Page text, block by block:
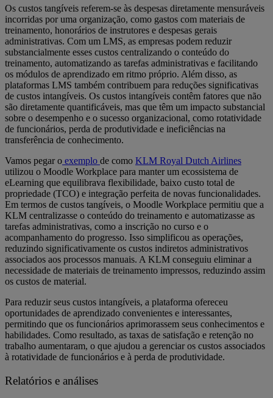
Os custos tangíveis referem-se às despesas diretamente mensuráveis
incorridas por uma organização, como gastos com materiais de
treinamento, honorários de instrutores e despesas gerais
administrativas. Com um LMS, as empresas podem reduzir
substancialmente esses custos centralizando o conteúdo do
treinamento, automatizando as tarefas administrativas e facilitando
os módulos de aprendizado em ritmo próprio. Além disso, as
plataformas LMS também contribuem para reduções significativas
de custos intangíveis. Os custos intangíveis contêm fatores que não
são diretamente quantificáveis, mas que têm um impacto substancial
sobre o desempenho e o sucesso organizacional, como rotatividade
de funcionários, perda de produtividade e ineficiências na
transferência de conhecimento.
Vamos pegar o exemplo de como KLM Royal Dutch Airlines
utilizou o Moodle Workplace para manter um ecossistema de
eLearning que equilibrava flexibilidade, baixo custo total de
propriedade (TCO) e integração perfeita de novas funcionalidades.
Em termos de custos tangíveis, o Moodle Workplace permitiu que a
KLM centralizasse o conteúdo do treinamento e automatizasse as
tarefas administrativas, como a inscrição no curso e o
acompanhamento do progresso. Isso simplificou as operações,
reduzindo significativamente os custos indiretos administrativos
associados aos processos manuais. A KLM conseguiu eliminar a
necessidade de materiais de treinamento impressos, reduzindo assim
os custos de material.
Para reduzir seus custos intangíveis, a plataforma ofereceu
oportunidades de aprendizado convenientes e interessantes,
permitindo que os funcionários aprimorassem seus conhecimentos e
habilidades. Como resultado, as taxas de satisfação e retenção no
trabalho aumentaram, o que ajudou a gerenciar os custos associados
à rotatividade de funcionários e à perda de produtividade.
Relatórios e análises